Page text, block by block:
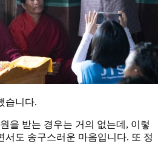
습니다.
을 받는 경우는 거의 없는데, 이렇
서도 송구스러운 마음입니다. 또 정